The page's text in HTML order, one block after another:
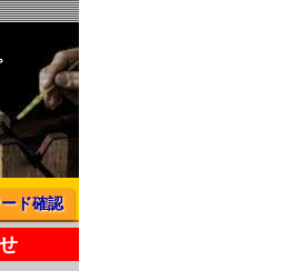
ド確認